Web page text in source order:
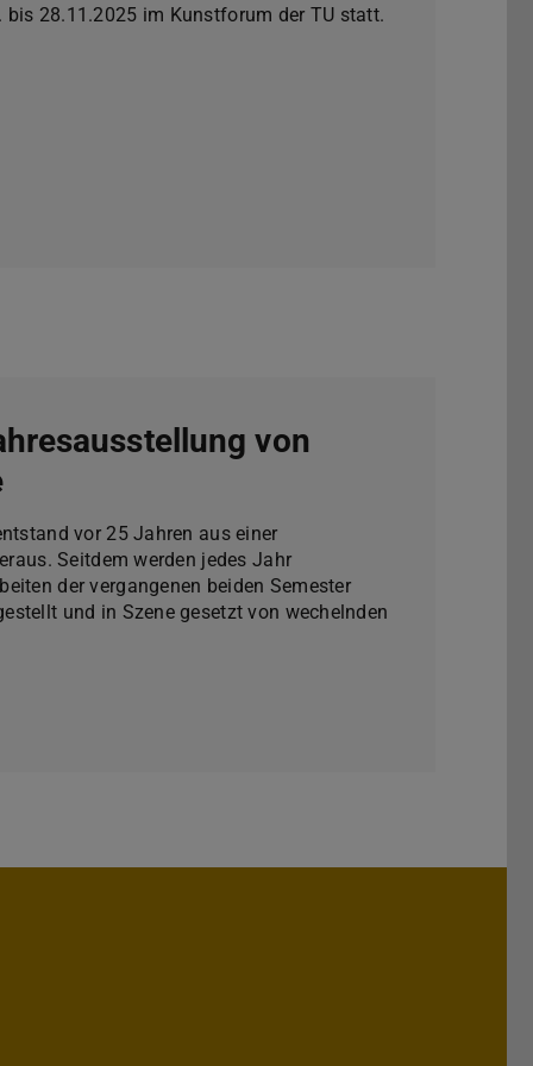
28.11.2025 im Kunstforum der TU statt.
von
vor 25 Jahren aus einer
Seitdem werden jedes Jahr
der vergangenen beiden Semester
und in Szene gesetzt von wechelnden
Darmstadt
der TU Darmstadt
Kanal der TU Darmstadt